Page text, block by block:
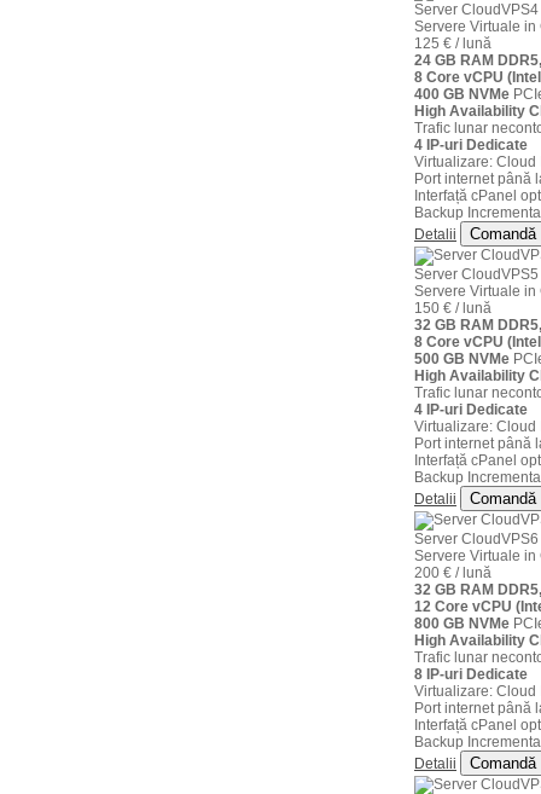
Server CloudVPS4
Servere Virtuale in
125 € / lună
24 GB RAM
8 Core vCPU
400 GB NVMe
High Availability
Trafic lunar
4 IP-uri Dedicate
Virtualizare: Cloud
Port internet până
Interfață cPanel
Backup
Detalii
Comandă
Server CloudVPS5
Servere Virtuale in
150 € / lună
32 GB RAM
8 Core vCPU
500 GB NVMe
High Availability
Trafic lunar
4 IP-uri Dedicate
Virtualizare: Cloud
Port internet până
Interfață cPanel
Backup
Detalii
Comandă
Server CloudVPS6
Servere Virtuale in
200 € / lună
32 GB RAM
12 Core vCPU
800 GB NVMe
High Availability
Trafic lunar
8 IP-uri Dedicate
Virtualizare: Cloud
Port internet până
Interfață cPanel
Backup
Detalii
Comandă